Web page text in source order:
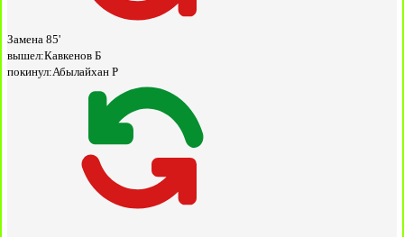
Замена 85'
вышел:Кавкенов Б
покинул:Абылайхан Р